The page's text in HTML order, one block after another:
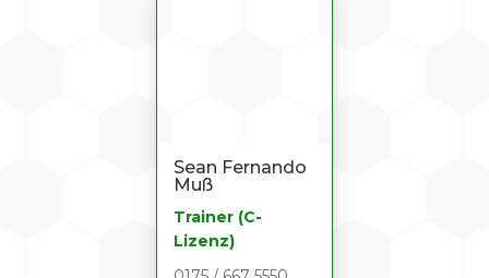
Sean Fernando
Muß
Trainer (C-
Lizenz)